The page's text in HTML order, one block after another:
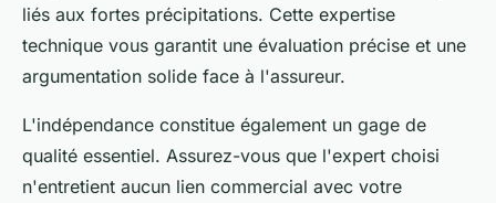
liés aux fortes précipitations. Cette expertise
technique vous garantit une évaluation précise et une
argumentation solide face à l'assureur.
L'indépendance constitue également un gage de
qualité essentiel. Assurez-vous que l'expert choisi
n'entretient aucun lien commercial avec votre